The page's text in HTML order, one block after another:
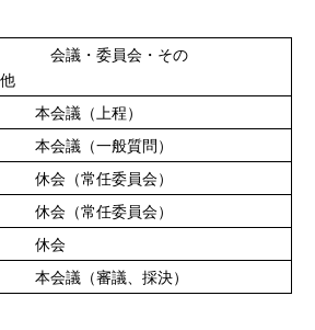
会議・委員会・その
他
本会議（上程）
本会議（一般質問）
休会（常任委員会）
休会（常任委員会）
休会
本会議（審議、採決）